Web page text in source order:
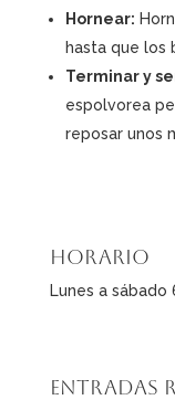
Hornear:
hasta que los
Terminar y
espolvorea
reposar unos
Horario
Lunes a sábado
Entradas